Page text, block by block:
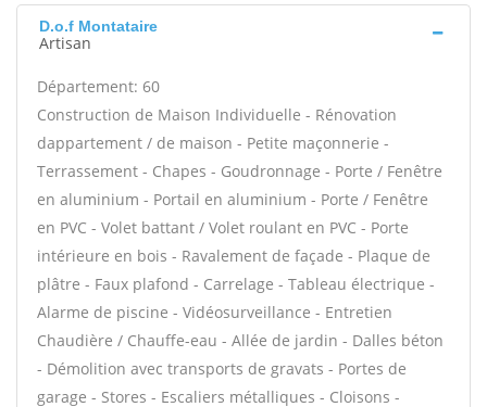
D.o.f Montataire
Artisan
Département: 60
Construction de Maison Individuelle - Rénovation
dappartement / de maison - Petite maçonnerie -
Terrassement - Chapes - Goudronnage - Porte / Fenêtre
en aluminium - Portail en aluminium - Porte / Fenêtre
en PVC - Volet battant / Volet roulant en PVC - Porte
intérieure en bois - Ravalement de façade - Plaque de
plâtre - Faux plafond - Carrelage - Tableau électrique -
Alarme de piscine - Vidéosurveillance - Entretien
Chaudière / Chauffe-eau - Allée de jardin - Dalles béton
- Démolition avec transports de gravats - Portes de
garage - Stores - Escaliers métalliques - Cloisons -